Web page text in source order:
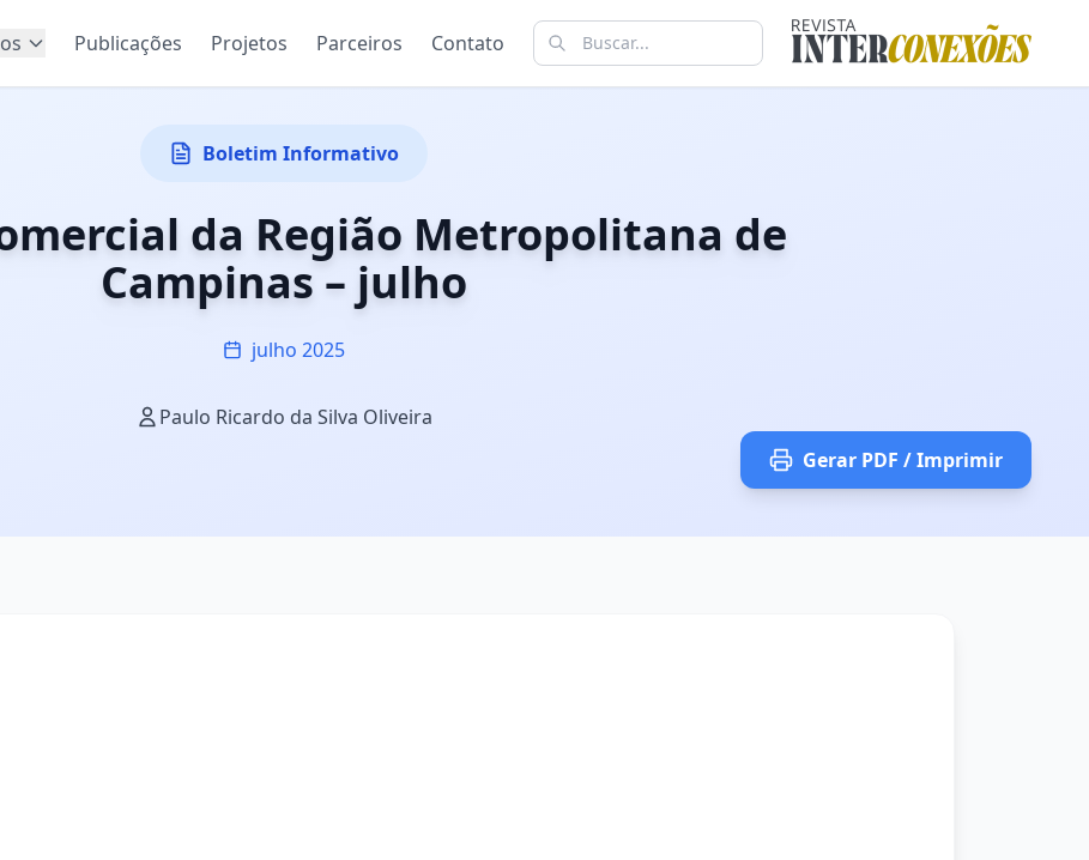
Publicações Projetos Parceiros Contato
Boletim Informativo
da Região Metropolitana de
Campinas – julho
julho 2025
Paulo Ricardo da Silva Oliveira
Gerar PDF / Imprimir